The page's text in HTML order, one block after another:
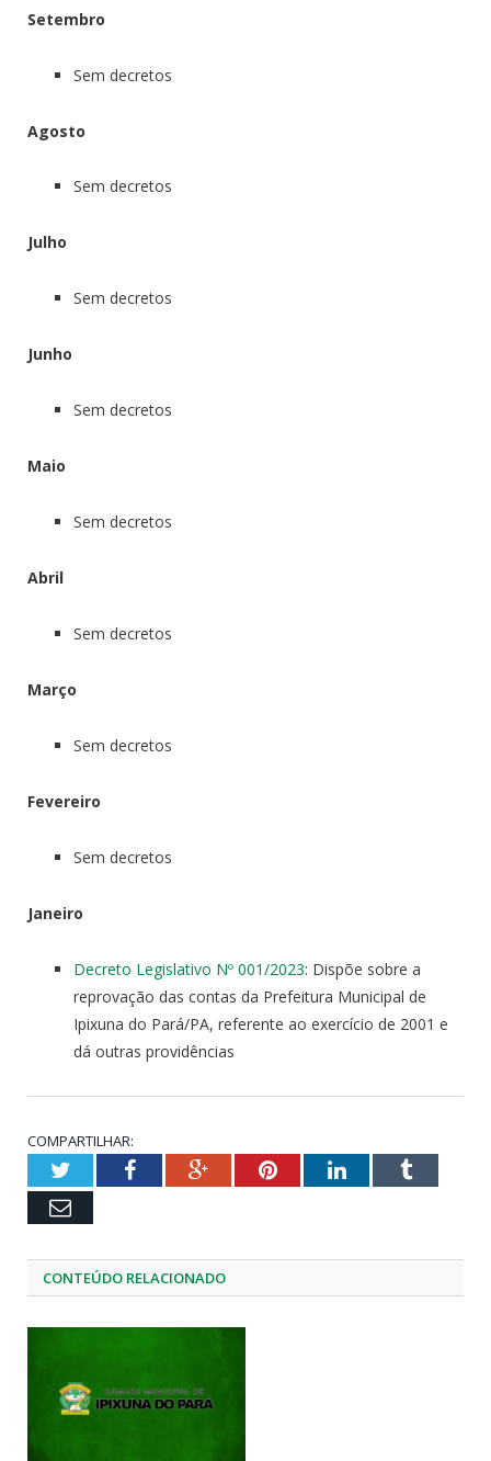
Setembro
Sem decretos
Agosto
Sem decretos
Julho
Sem decretos
Junho
Sem decretos
Maio
Sem decretos
Abril
Sem decretos
Março
Sem decretos
Fevereiro
Sem decretos
Janeiro
Decreto Legislativo Nº 001/2023: Dispõe sobre a
reprovação das contas da Prefeitura Municipal de
Ipixuna do Pará/PA, referente ao exercício de 2001 e
dá outras providências
COMPARTILHAR:
TwitterFacebookGoogle+PinterestLinkedInTumblr
Email
CONTEÚDO RELACIONADO